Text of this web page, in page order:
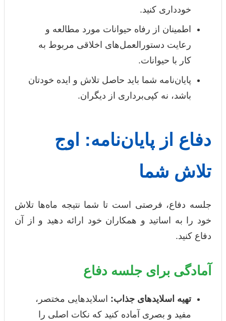
خودداری کنید.
اطمینان از رفاه حیوانات مورد مطالعه و
رعایت دستورالعمل‌های اخلاقی مربوط به
کار با حیوانات.
پایان‌نامه شما باید حاصل تلاش و ایده خودتان
باشد، نه کپی‌برداری از دیگران.
دفاع از پایان‌نامه: اوج
تلاش شما
جلسه دفاع، فرصتی است تا شما نتیجه ماه‌ها تلاش
خود را به اساتید و همکاران خود ارائه دهید و از آن
دفاع کنید.
آمادگی برای جلسه دفاع
تهیه اسلاید‌های جذاب: اسلایدهایی مختصر،
مفید و بصری آماده کنید که نکات اصلی را